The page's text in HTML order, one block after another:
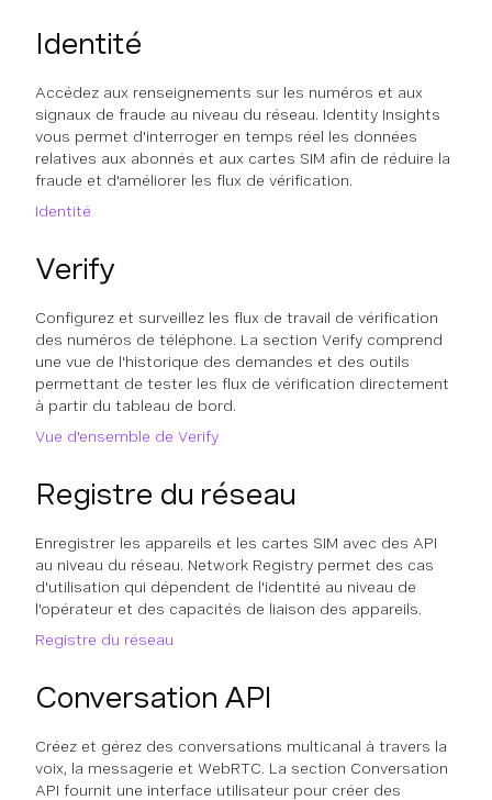
Identité
Accédez aux renseignements sur les numéros et aux
signaux de fraude au niveau du réseau. Identity Insights
vous permet d'interroger en temps réel les données
relatives aux abonnés et aux cartes SIM afin de réduire la
fraude et d'améliorer les flux de vérification.
Identité
Verify
Configurez et surveillez les flux de travail de vérification
des numéros de téléphone. La section Verify comprend
une vue de l'historique des demandes et des outils
permettant de tester les flux de vérification directement
à partir du tableau de bord.
Vue d'ensemble de Verify
Registre du réseau
Enregistrer les appareils et les cartes SIM avec des API
au niveau du réseau. Network Registry permet des cas
d'utilisation qui dépendent de l'identité au niveau de
l'opérateur et des capacités de liaison des appareils.
Registre du réseau
Conversation API
Créez et gérez des conversations multicanal à travers la
voix, la messagerie et WebRTC. La section Conversation
API fournit une interface utilisateur pour créer des